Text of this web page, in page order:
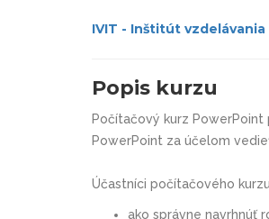
IVIT - Inštitút
Popis kurzu
Počítačový kurz PowerPoint
PowerPoint za účelom
Účastníci počítačového kurzu
ako správne navrhnúť